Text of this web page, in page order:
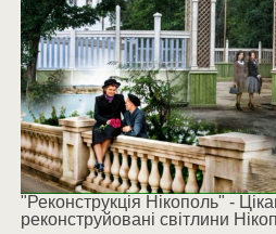
"Реконструкція Нікополь" -
реконструйовані світлини